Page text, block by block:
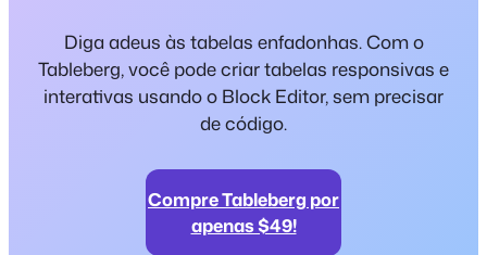
Diga adeus às tabelas enfadonhas. Com o
Tableberg, você pode criar tabelas responsivas e
interativas usando o Block Editor, sem precisar
de código.
Compre Tableberg por
apenas $49!